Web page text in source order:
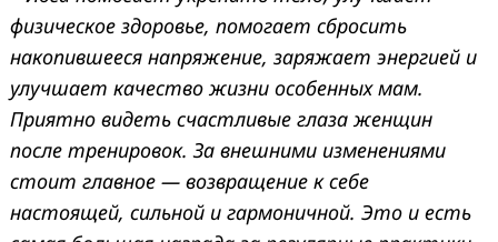
физическое здоровье, помогает сбросить
накопившееся напряжение, заряжает энергией и
улучшает качество жизни особенных мам.
Приятно видеть счастливые глаза женщин
после тренировок. За внешними изменениями
стоит главное — возвращение к себе
настоящей, сильной и гармоничной. Это и есть